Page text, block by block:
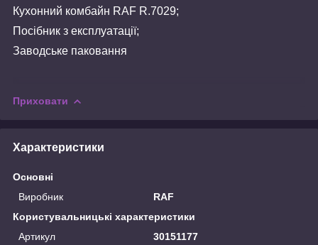
Кухонний комбайн RAF R.7029;
Посібник з експлуатації;
Заводське паковання
Приховати
Характеристики
Основні
Виробник
RAF
Користувальницькі характеристики
Артикул
30151177